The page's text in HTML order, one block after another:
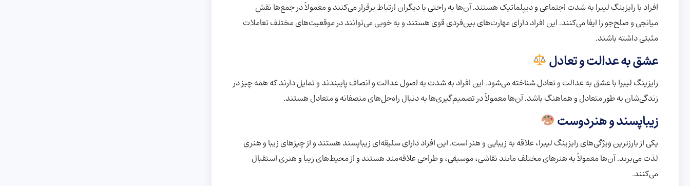
افراد با رایزینگ لیبرا به شدت اجتماعی و دیپلماتیک هستند. آن‌ها به راحتی با دیگران ارتباط برقرار می‌کنند و معمولاً در جمع‌ها نقش
میانجی و صلح‌جو را ایفا می‌کنند. این افراد دارای مهارت‌های بین‌فردی قوی هستند و به خوبی می‌توانند در موقعیت‌های مختلف تعاملات
مثبتی داشته باشند.
عشق به عدالت و تعادل
رایزینگ لیبرا با عشق به عدالت و تعادل شناخته می‌شود. این افراد به شدت به اصول عدالت و انصاف پایبندند و تمایل دارند که همه چیز در
زندگی‌شان به طور متعادل و هماهنگ باشد. آن‌ها معمولاً در تصمیم‌گیری‌ها به دنبال راه‌حل‌های منصفانه و متعادل هستند.
زیباپسند و هنردوست
یکی از بارزترین ویژگی‌های رایزینگ لیبرا، علاقه به زیبایی و هنر است. این افراد دارای سلیقه‌ای زیباپسند هستند و از چیزهای زیبا و هنری
لذت می‌برند. آن‌ها معمولاً به هنرهای مختلف مانند نقاشی، موسیقی، و طراحی علاقه‌مند هستند و از محیط‌های زیبا و هنری استقبال
می‌کنند.